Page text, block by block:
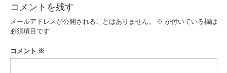
ビ
ゲ
ー
シ
コメントを残す
メールアドレスが公開されることはありません。 ※ が付いている欄は
必須項目です
コメント ※